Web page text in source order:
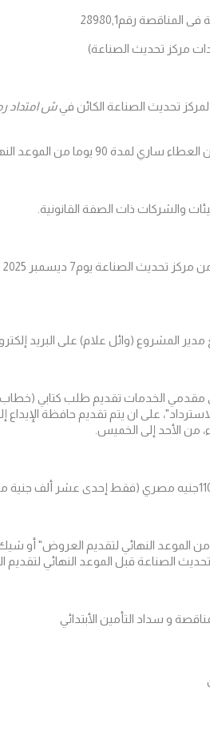
فى المناقصة رقم28980,1
مركز تحديث الصناعة)
تحديث الصناعة الكائن فيش امتداد رمسيس
الموعد النهائي لتقديم العطاءات. لن يتم قبول أي عطاء بعد هذا الموعد
والشركات ذات الصفة القانونية.
مركز تحديث الصناعة يوم7 ديسمبر 2025
وائل علام) على البريد
على ان يتم تقديم حافظة الإيداع
من الأحد إلى الخميس.
ألف جنية مصري)
160 يومًا على الأقل من الموعد النهائي
تحديث الصناعة قبل الموعد النهائي لتقديم
و سداد التأمين الأبتدائي